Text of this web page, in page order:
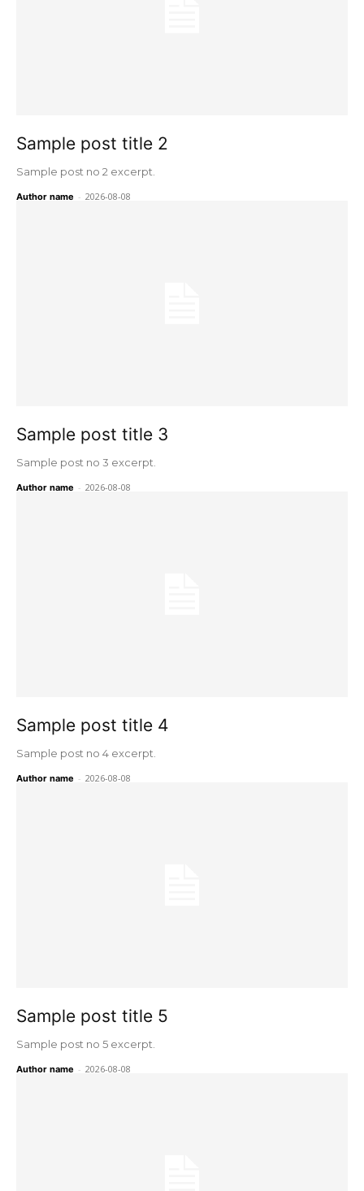
Sample post title 2
Sample post no 2 excerpt.
Author name - 2026-08-08
Sample post title 3
Sample post no 3 excerpt.
Author name - 2026-08-08
Sample post title 4
Sample post no 4 excerpt.
Author name - 2026-08-08
Sample post title 5
Sample post no 5 excerpt.
Author name - 2026-08-08